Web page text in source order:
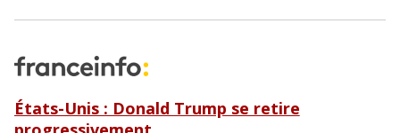
États-Unis : Donald Trump se retire